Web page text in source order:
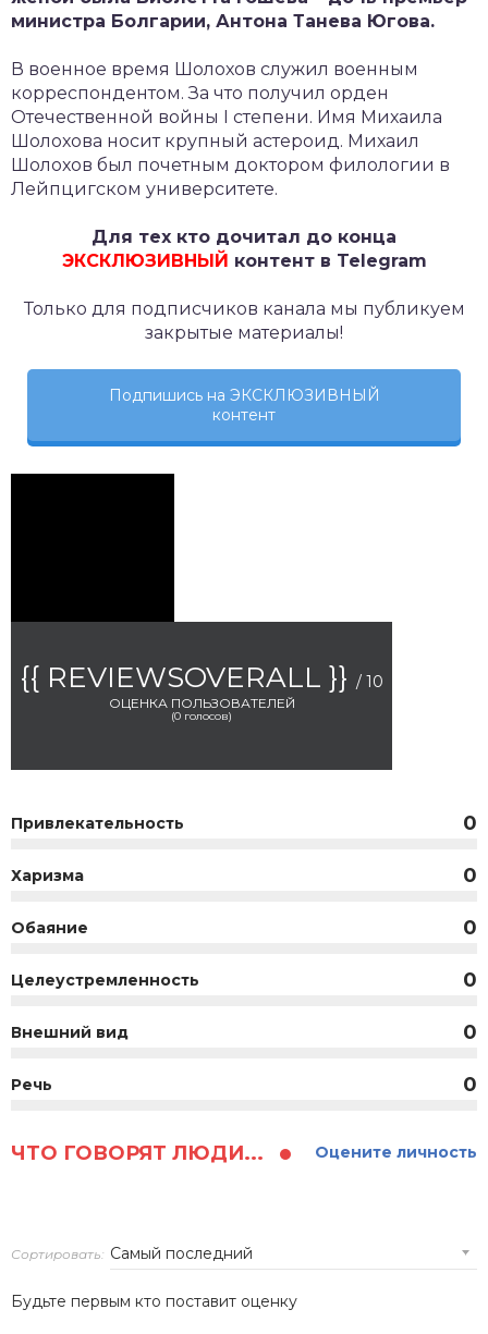
министра Болгарии, Антона Танева Югова.
В военное время Шолохов служил военным
корреспондентом. За что получил орден
Отечественной войны I степени. Имя Михаила
Шолохова носит крупный астероид. Михаил
Шолохов был почетным доктором филологии в
Лейпцигском университете.
Для тех кто дочитал до конца
ЭКСКЛЮЗИВНЫЙ контент в Telegram
Только для подписчиков канала мы публикуем
закрытые материалы!
Подпишись на ЭКСКЛЮЗИВНЫЙ
контент
{{ REVIEWSOVERALL }} / 10
ОЦЕНКА ПОЛЬЗОВАТЕЛЕЙ
(0 голосов)
Привлекательность 0
Харизма 0
Обаяние 0
Целеустремленность 0
Внешний вид 0
Речь 0
ЧТО ГОВОРЯТ ЛЮДИ... Оцените личность
Сортировать:
Будьте первым кто поставит оценку